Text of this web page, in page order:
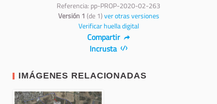
Referencia: pp-PROP-2020-02-263
Versión 1 (de 1)ver otras versiones
Verificar huella digital
Compartir
Incrusta
IMÁGENES RELACIONADAS